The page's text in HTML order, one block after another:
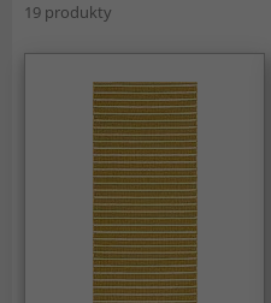
19 produkty